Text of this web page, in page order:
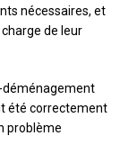
nécessaires, et
de leur
déménagement
été correctement
problème